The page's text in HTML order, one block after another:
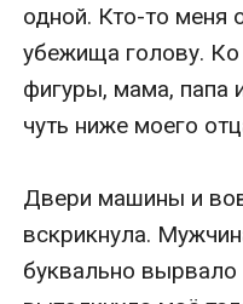
одной. Кто-то меня
убежища голову. Ко
фигуры, мама, папа
чуть ниже моего
Двери машины и
вскрикнула.
буквально